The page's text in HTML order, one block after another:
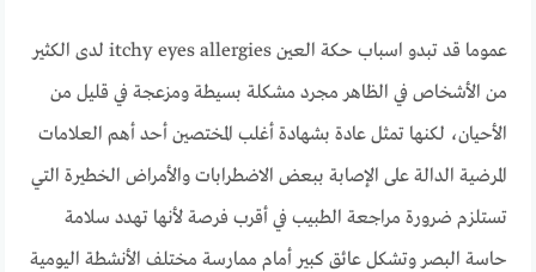
عموما قد تبدو اسباب حكة العين itchy eyes allergies لدى الكثير
من الأشخاص في الظاهر مجرد مشكلة بسيطة ومزعجة في قليل من
الأحيان، لكنها تمثل عادة بشهادة أغلب المختصين أحد أهم العلامات
المرضية الدالة على الإصابة ببعض الاضطرابات والأمراض الخطيرة التي
تستلزم ضرورة مراجعة الطبيب في أقرب فرصة لأنها تهدد سلامة
حاسة البصر وتشكل عائق كبير أمام ممارسة مختلف الأنشطة اليومية